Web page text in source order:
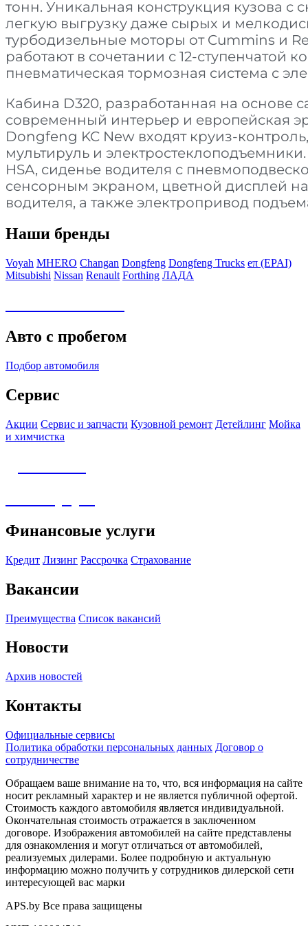
тонн. Уникальная конструкция кузова
легкую выгрузку даже сырых и
турбодизельные моторы от Cummins и
работают в сочетании с 12-ступенчатой
пневматическая тормозная система с
Кабина D320, разработанная на основе
современный интерьер и европейская
Dongfeng KC New входят круиз-
мультируль и
HSA, сиденье водителя с
сенсорным экраном, цветной дисплей
водителя, а также электропривод
Наши бренды
Voyah MHERO Changan Dongfeng Dongfeng Trucks eπ (EPAI)
Mitsubishi Nissan Renault Forthing ЛАДА
Авто с пробегом
Подбор автомобиля
Сервис
Акции Сервис и запчасти Кузовной ремонт Детейлинг Мойка
и химчистка
Финансовые услуги
Кредит Лизинг Рассрочка Страхование
Вакансии
Преимущества Список вакансий
Новости
Архив новостей
Контакты
Официальные сервисы
Политика обработки персональных данных Договор о
сотрудничестве
Обращаем ваше внимание на то, что, вся информация на сайте
носит рекламный характер и не является публичной офертой.
Стоимость каждого автомобиля является индивидуальной.
Окончательная стоимость отражается в заключенном
договоре. Изображения автомобилей на сайте представлены
для ознакомления и могут отличаться от автомобилей,
реализуемых дилерами. Более подробную и актуальную
информацию можно получить у сотрудников дилерской сети
интересующей вас марки
APS.by Все права защищены